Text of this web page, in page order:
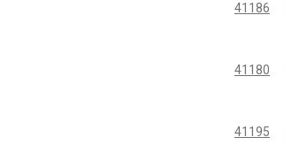
41186
41180
41195